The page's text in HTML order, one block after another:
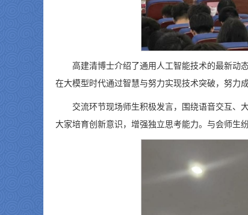
高建清博士介绍了通用人工智能技术的最新动
在大模型时代通过智慧与努力实现技术突破，努力
交流环节现场师生积极发言，围绕语音交互、
大家培育创新意识，增强独立思考能力。与会师生